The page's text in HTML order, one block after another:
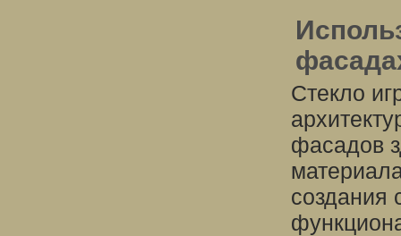
Стекло
фасадов
создания